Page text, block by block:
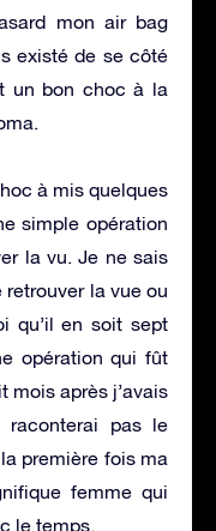
mon air bag
existé de se côté
un bon choc à la
à mis quelques
simple opération
la vu. Je ne sais
retrouver la vue ou
qu’il en soit sept
opération qui fût
mois après j’avais
raconterai pas le
première fois ma
femme qui
le temps.